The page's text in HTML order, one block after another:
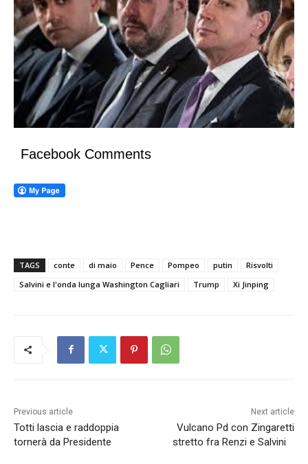
Facebook Comments
TAGS conte di maio Pence Pompeo putin
Risvolti
Salvini e l'onda lunga Washington Cagliari
Trump Xi Jinping
Previous article
Totti lascia e raddoppia
tornerà da Presidente
Next article
Vulcano Pd con Zingaretti
stretto fra Renzi e Salvini